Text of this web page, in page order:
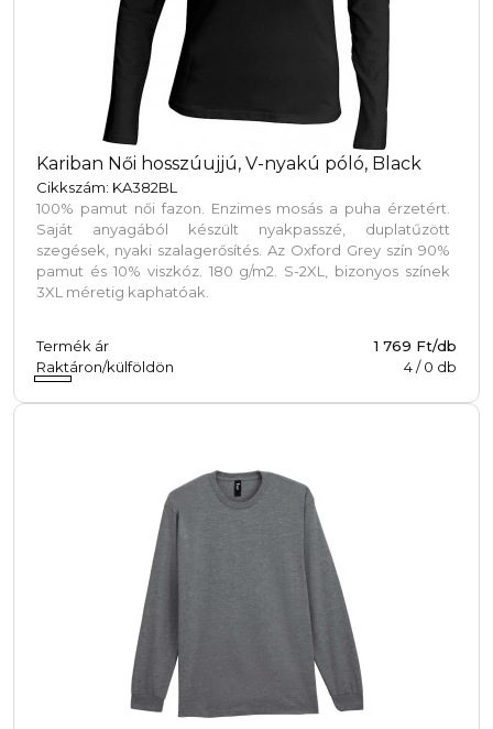
Kariban Női hosszúujjú, V-nyakú póló, Black
Cikkszám: KA382BL
100% pamut női fazon. Enzimes mosás a puha érzetért.
Saját anyagából készült nyakpasszé, duplatűzött
szegések, nyaki szalagerősítés. Az Oxford Grey szín 90%
pamut és 10% viszkóz. 180 g/m2. S-2XL, bizonyos színek
3XL méretig kaphatóak.
Termék ár
1 769 Ft/db
Raktáron/külföldön
4/0 db